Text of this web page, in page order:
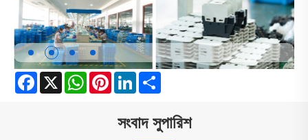
Facebook
X WhatsApp
PinterestLinkedIn
সংবাদ সুপারিশ